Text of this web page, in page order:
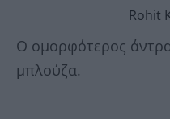
Rohit
Ο ομορφότερος
μπλούζα.